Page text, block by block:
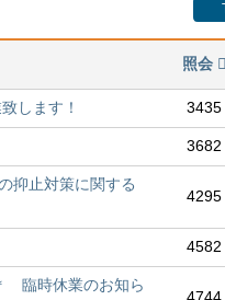
照会
します！ 3435
3682
抑止対策に関する
4295
4582
臨時休業のお知ら